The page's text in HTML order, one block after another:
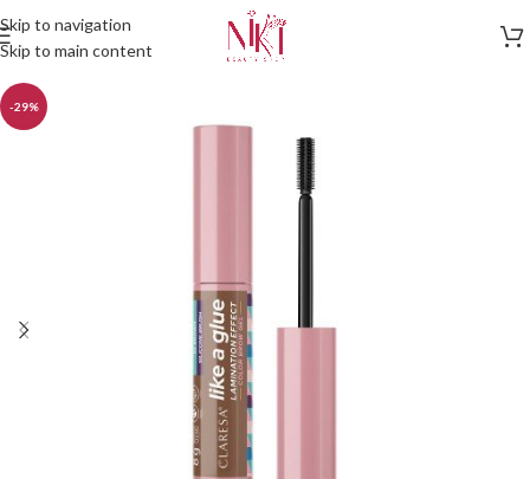
Skip to navigation
Skip to main content
-29%